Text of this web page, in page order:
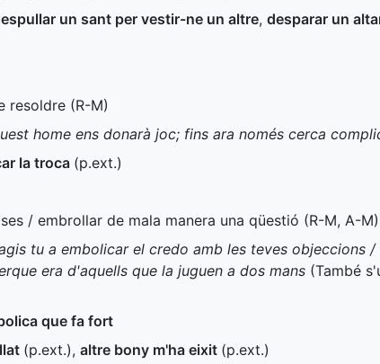
un sant per vestir-ne un altre, desparar un
resoldre (R-M)
home ens donarà joc; fins ara només cerca
la troca (p.ext.)
/ embrollar de mala manera una qüestió (R-M, A-M)
tu a embolicar el credo amb les teves objeccions /
era d'aquells que la juguen a dos mans (També
que fa fort
(p.ext.), altre bony m'ha eixit (p.ext.)